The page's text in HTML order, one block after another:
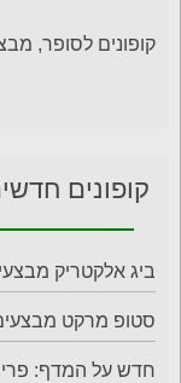
קופונים לסופר,
קופונים
ביג אלקטריק
סטופ מרקט
חדש על המדף: